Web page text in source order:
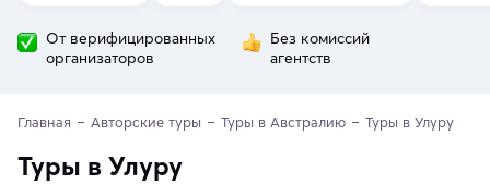
От верифицированных
организаторов
Без комиссий
агентств
Главная Авторские туры Туры в Австралию Туры в Улуру
Туры в Улуру